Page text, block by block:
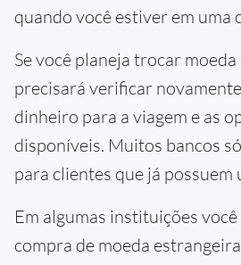
quando você estiver em uma
Se você planeja trocar moeda
precisará verificar
dinheiro para a viagem e as
disponíveis. Muitos bancos
para clientes que já possuem
Em algumas instituições
compra de moeda